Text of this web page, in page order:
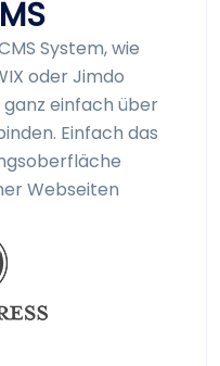
System, wie
oder Jimdo
einfach über
Einfach das
Webseiten